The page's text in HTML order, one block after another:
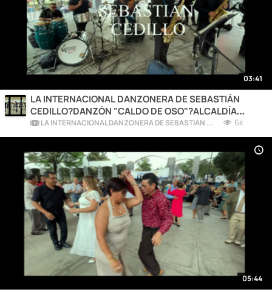
03:41
LA INTERNACIONAL DANZONERA DE SEBASTIÁN
CEDILLO?DANZÓN "CALDO DE OSO"?ALCALDÍA
COYOACÁN❤️CDMX?2026
LA INTERNACIONAL DANZONERA DE SEBASTIÁN CEDILLO 6k
05:44